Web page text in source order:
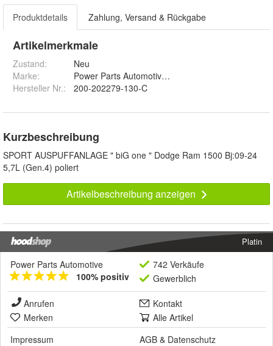
Produktdetails Zahlung, Versand & Rückgabe
Artikelmerkmale
Zustand:
Neu
Marke:
Power Parts Automotive GmbH
Hersteller Nr.:
200-202279-130-C
Kurzbeschreibung
SPORT AUSPUFFANLAGE " biG one " Dodge Ram 1500 Bj:09-24
5,7L (Gen.4) poliert
Artikelbeschreibung anzeigen
Platin
Power Parts Automotive
100% positiv
742 Verkäufe
Gewerblich
Anrufen
Kontakt
Merken
Alle Artikel
Impressum
AGB & Datenschutz